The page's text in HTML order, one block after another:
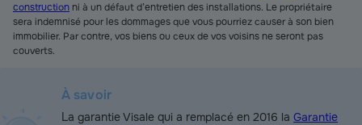
construction ni à un défaut d’entretien des installations. Le propriétaire
sera indemnisé pour les dommages que vous pourriez causer à son bien
immobilier. Par contre, vos biens ou ceux de vos voisins ne seront pas
couverts.
À savoir
La garantie Visale qui a remplacé en 2016 la Garantie